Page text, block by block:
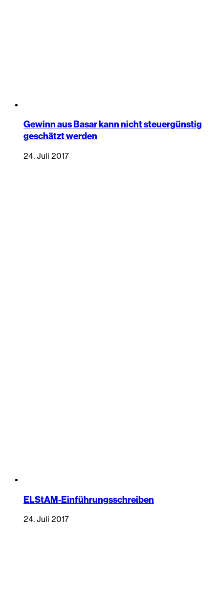
Gewinn aus Basar kann nicht steuergünstig
geschätzt werden
24. Juli 2017
ELStAM-Einführungsschreiben
24. Juli 2017